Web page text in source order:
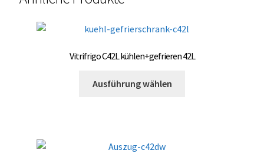
Vitrifrigo C42L kühlen+gefrieren 42L
Ausführung wählen